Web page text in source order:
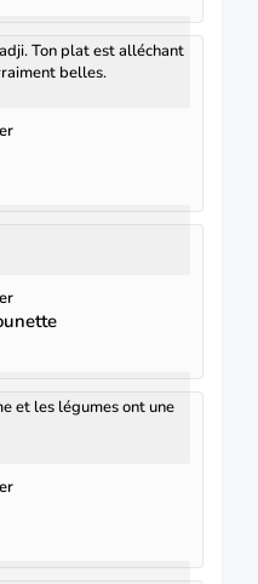
Ton plat est alléchant
belles.
et les légumes ont une